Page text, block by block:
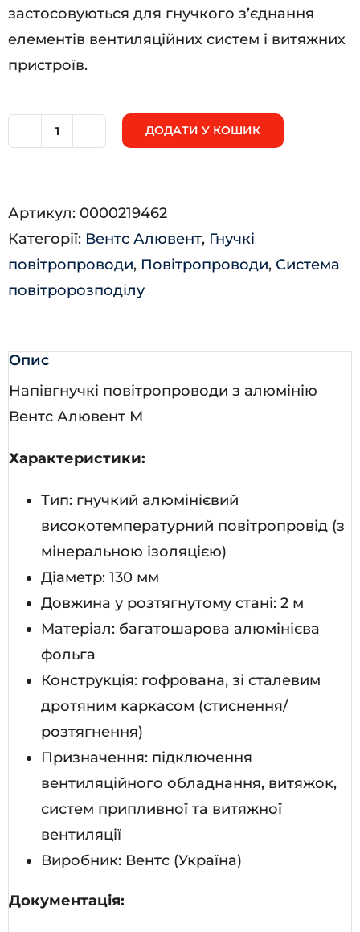
застосовуються для гнучкого з’єднання
елементів вентиляційних систем і витяжних
пристроїв.
Алювент
кількість
ДОДАТИ У КОШИК
Артикул: 0000219462
Категорії: Вентс Алювент, Гнучкі
повітропроводи, Повітропроводи, Система
повітророзподілу
Опис
Напівгнучкі повітропроводи з алюмінію
Вентс Алювент М
Характеристики:
Тип: гнучкий алюмінієвий
високотемпературний повітропровід (з
мінеральною ізоляцією)
Діаметр: 130 мм
Довжина у розтягнутому стані: 2 м
Матеріал: багатошарова алюмінієва
фольга
Конструкція: гофрована, зі сталевим
дротяним каркасом (стиснення/
розтягнення)
Призначення: підключення
вентиляційного обладнання, витяжок,
систем припливної та витяжної
вентиляції
Виробник: Вентс (Україна)
Документація: